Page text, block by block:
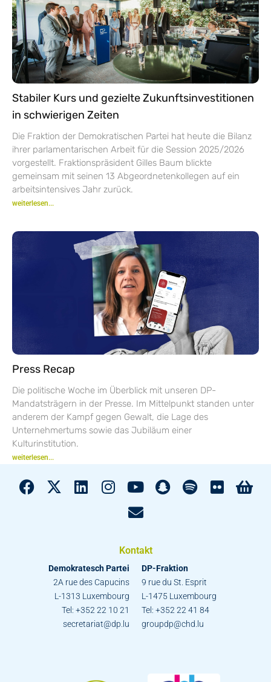
Stabiler Kurs und gezielte Zukunftsinvestitionen
in schwierigen Zeiten
Die Fraktion der Demokratischen Partei hat heute die Bilanz
ihrer parlamentarischen Arbeit für die Session 2025/2026
vorgestellt. Fraktionspräsident Gilles Baum blickte
gemeinsam mit seinen 13 Abgeordnetenkollegen auf ein
arbeitsintensives Jahr zurück.
weiterlesen...
Press Recap
Die politische Woche im Überblick mit unseren DP-
Mandatsträgern in der Presse. Im Mittelpunkt standen unter
anderem der Kampf gegen Gewalt, die Lage des
Unternehmertums sowie das Jubiläum einer
Kulturinstitution.
weiterlesen...
Kontakt
Demokratesch Partei
2A rue des Capucins
L-1313 Luxembourg
Tel: +352 22 10 21
secretariat@dp.lu
DP-Fraktion
9 rue du St. Esprit
L-1475 Luxembourg
Tel: +352 22 41 84
groupdp@chd.lu